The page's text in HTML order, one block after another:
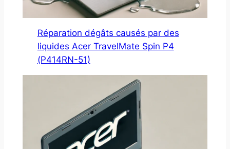
Réparation dégâts causés par des
liquides Acer TravelMate Spin P4
(P414RN-51)